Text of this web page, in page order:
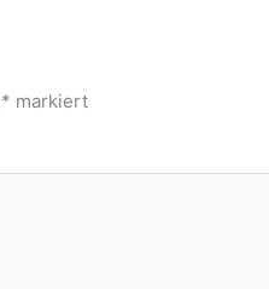
* markiert